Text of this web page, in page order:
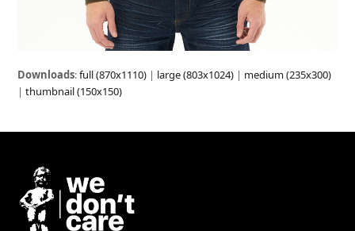
Downloads:full (870x1110) | large (803x1024) | medium (235x300)
|thumbnail (150x150)